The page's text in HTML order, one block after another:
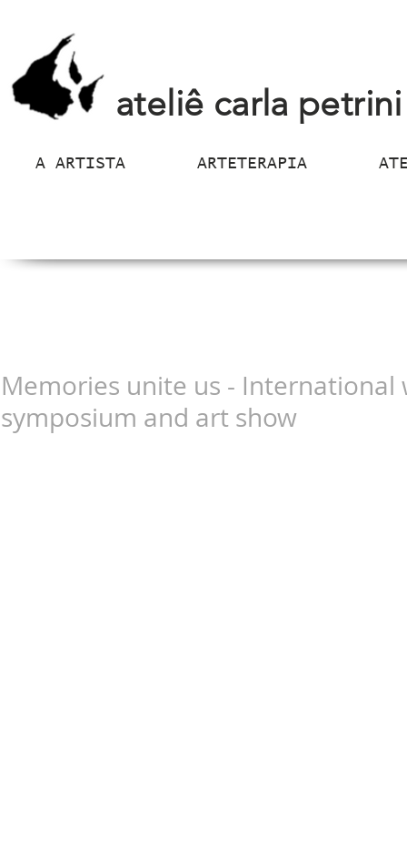
ateliê carla petrini
A ARTISTA ARTETERAPIA
Memories unite us - International
symposium and art show